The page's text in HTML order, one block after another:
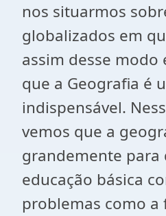
nos situarmos
globalizados em
assim desse modo
que a Geografia é
indispensável.
vemos que a
grandemente para
educação básica
problemas como a